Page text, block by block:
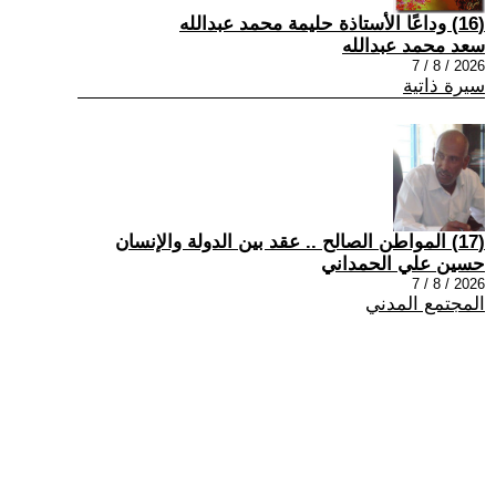
(16) وداعًا الأستاذة حليمة محمد عبدالله
سعد محمد عبدالله
2026 / 8 / 7
سيرة ذاتية
(17) المواطن الصالح .. عقد بين الدولة والإنسان
حسين علي الحمداني
2026 / 8 / 7
المجتمع المدني